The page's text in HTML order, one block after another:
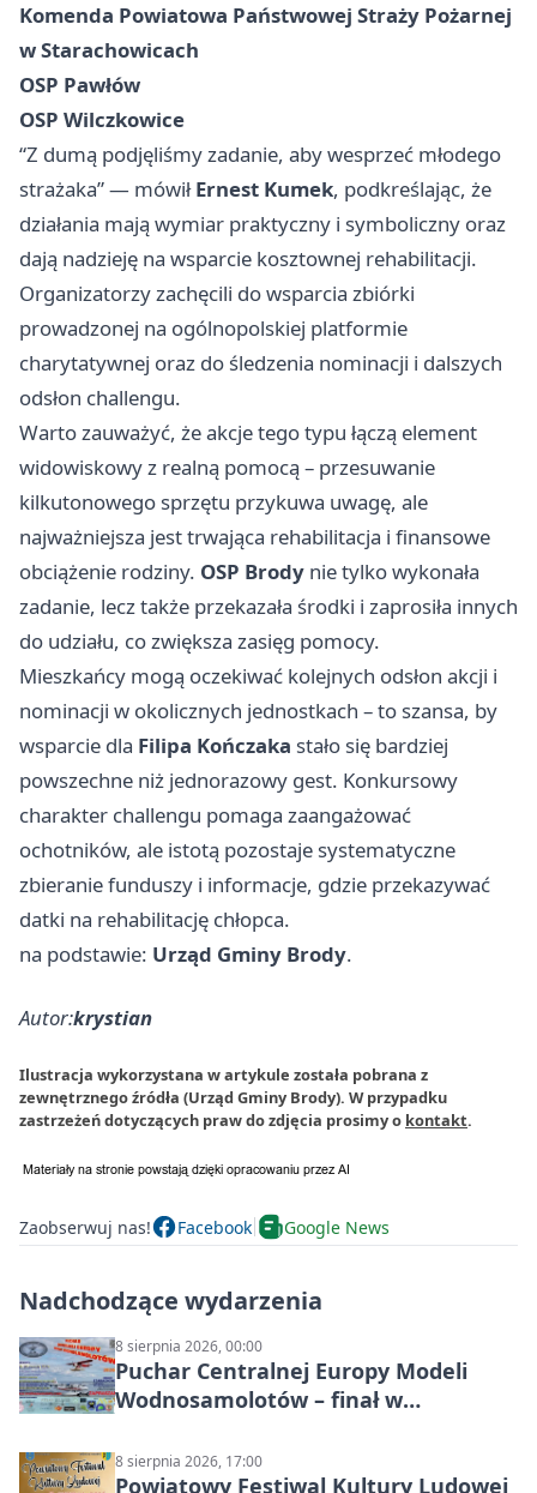
Komenda Powiatowa Państwowej Straży Pożarnej
w Starachowicach
OSP Pawłów
OSP Wilczkowice
“Z dumą podjęliśmy zadanie, aby wesprzeć młodego
strażaka” — mówiłErnest Kumek, podkreślając, że
działania mają wymiar praktyczny i symboliczny oraz
dają nadzieję na wsparcie kosztownej rehabilitacji.
Organizatorzy zachęcili do wsparcia zbiórki
prowadzonej na ogólnopolskiej platformie
charytatywnej oraz do śledzenia nominacji i dalszych
odsłon challengu.
Warto zauważyć, że akcje tego typu łączą element
widowiskowy z realną pomocą – przesuwanie
kilkutonowego sprzętu przykuwa uwagę, ale
najważniejsza jest trwająca rehabilitacja i finansowe
obciążenie rodziny. OSP Brody nie tylko wykonała
zadanie, lecz także przekazała środki i zaprosiła innych
do udziału, co zwiększa zasięg pomocy.
Mieszkańcy mogą oczekiwać kolejnych odsłon akcji i
nominacji w okolicznych jednostkach – to szansa, by
wsparcie dla Filipa Kończaka stało się bardziej
powszechne niż jednorazowy gest. Konkursowy
charakter challengu pomaga zaangażować
ochotników, ale istotą pozostaje systematyczne
zbieranie funduszy i informacje, gdzie przekazywać
datki na rehabilitację chłopca.
na podstawie: Urząd Gminy Brody.
Autor:krystian
Ilustracja wykorzystana w artykule została pobrana z
zewnętrznego źródła (Urząd Gminy Brody). W przypadku
zastrzeżeń dotyczących praw do zdjęcia prosimy o kontakt.
Zaobserwuj nas! Facebook Google News
Nadchodzące wydarzenia
8 sierpnia 2026, 00:00
Puchar Centralnej Europy Modeli
Wodnosamolotów – finał w
8 sierpnia 2026, 17:00
Powiatowy Festiwal Kultury Ludowej